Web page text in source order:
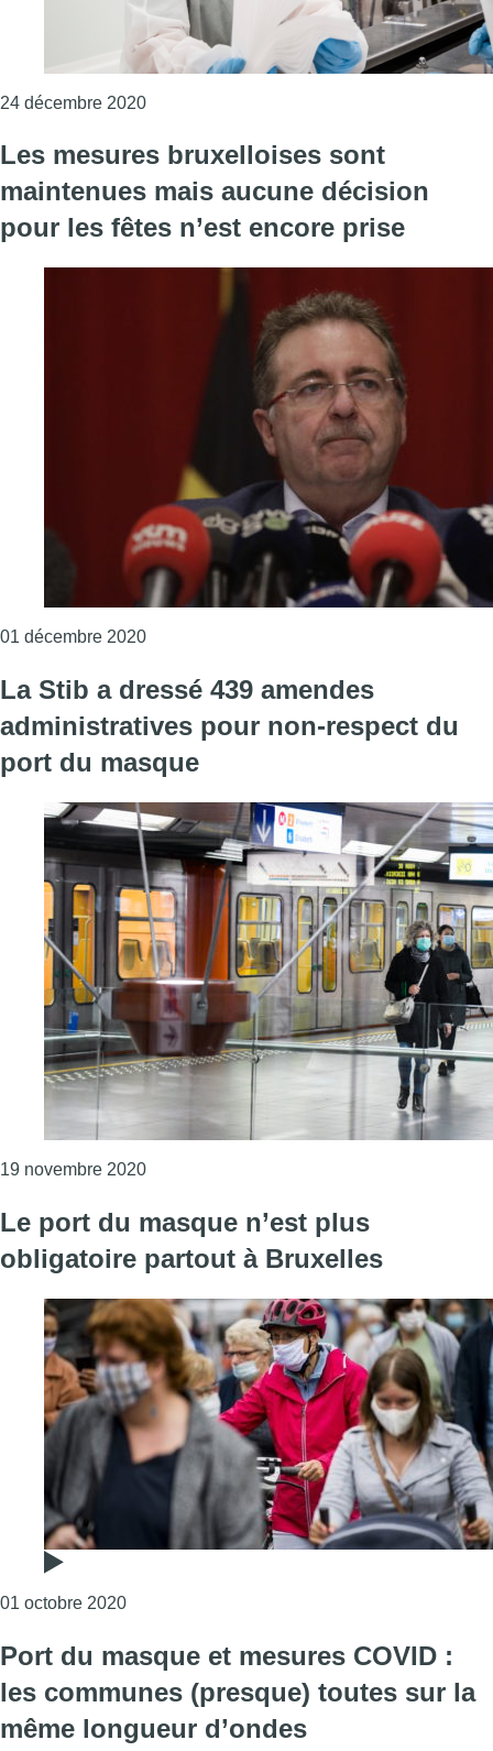
24 décembre 2020Consulter l'article "Le port du masque
Les mesures bruxelloises sont
maintenues mais aucune décision
pour les fêtes n’est encore prise
01 décembre 2020Consulter l'article "Les mesures
La Stib a dressé 439 amendes
administratives pour non-respect du
port du masque
19 novembre 2020Consulter l'article "La Stib a dressé 439
Le port du masque n’est plus
obligatoire partout à Bruxelles
01 octobre 2020Consulter l'article "Le port du masque n’est
Port du masque et mesures COVID :
les communes (presque) toutes sur la
même longueur d’ondes